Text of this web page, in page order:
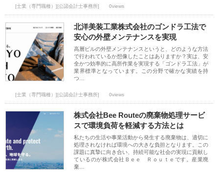
[士業（専門職種）][公認会計士事務所] 0views
北洋美装工業株式会社のゴンドラ工法で
安心の外壁メンテナンスを実現
高層ビルの外壁メンテナンスというと、どのような方法
で行われているか想像したことはありますか？実は、安
全かつ効率的に高所作業を実現する「ゴンドラ工法」が
業界標準となっています。この分野で確かな実績を持
つ…
[士業（専門職種）][公認会計士事務所] 0views
株式会社Bee Routeの廃棄物処理サービ
スで環境負荷を軽減する方法とは
私たちの生活や事業活動から発生する廃棄物は、適切に
処理されなければ環境への大きな負担となります。この
課題に真摯に向き合い、持続可能な社会の実現に貢献し
ているのが株式会社Ｂｅｅ Ｒｏｕｔｅです。産業廃
棄…